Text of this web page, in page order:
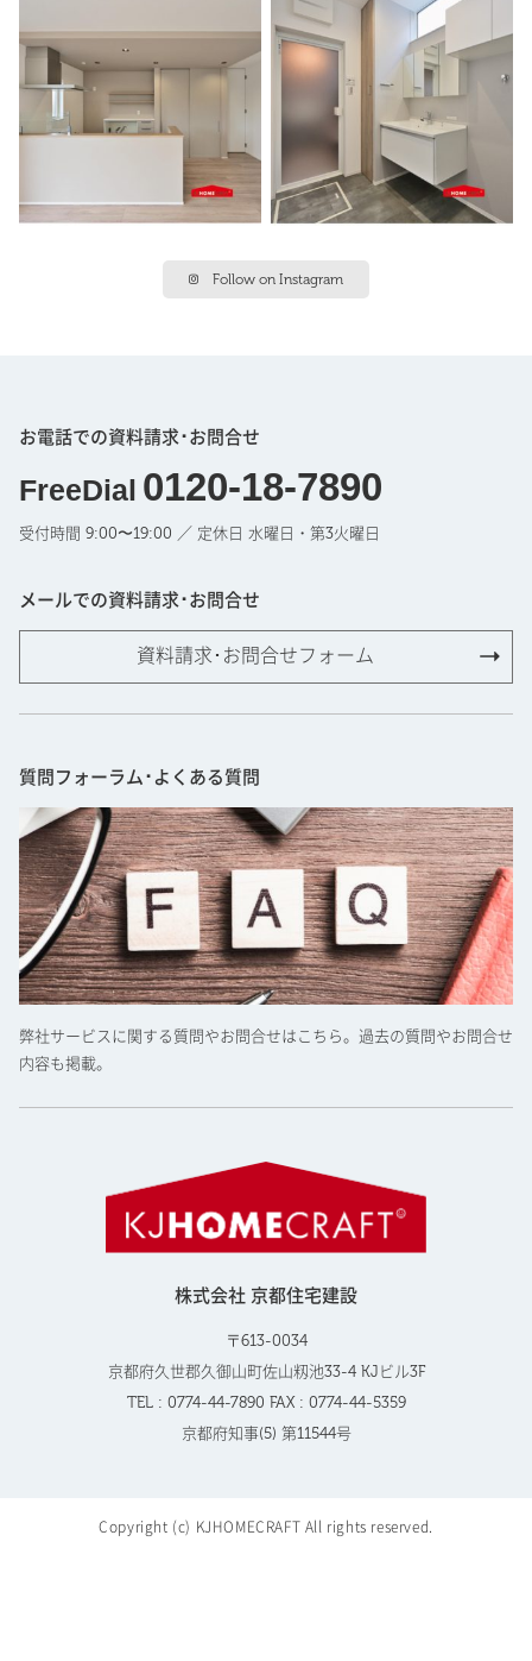
Follow on Instagram
お電話での資料請求･お問合せ
FreeDial 0120-18-7890
受付時間 9:00〜19:00 ／ 定休日 水曜日・第3火曜日
メールでの資料請求･お問合せ
資料請求･お問合せフォーム
質問フォーラム･よくある質問
弊社サービスに関する質問やお問合せはこちら。過去の質問やお問合せ
内容も掲載。
株式会社 京都住宅建設
〒613-0034
京都府久世郡久御山町佐山籾池33-4 KJビル3F
TEL : 0774-44-7890 FAX : 0774-44-5359
京都府知事(5) 第11544号
Copyright (c) KJHOMECRAFT All rights reserved.